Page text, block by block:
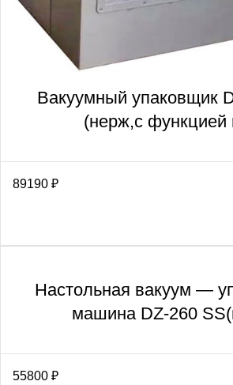
Вакуумный упаковщик
(нерж,с функцией
89190 ₽
Настольная вакуум —
машина DZ-260
55800 ₽